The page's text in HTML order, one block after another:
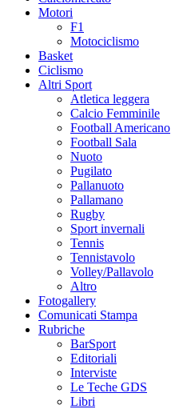
Motori
F1
Motociclismo
Basket
Ciclismo
Altri Sport
Atletica leggera
Calcio Femminile
Football Americano
Football Sala
Nuoto
Pugilato
Pallanuoto
Pallamano
Rugby
Sport invernali
Tennis
Tennistavolo
Volley/Pallavolo
Altro
Fotogallery
Comunicati Stampa
Rubriche
BarSport
Editoriali
Interviste
Le Teche GDS
Libri